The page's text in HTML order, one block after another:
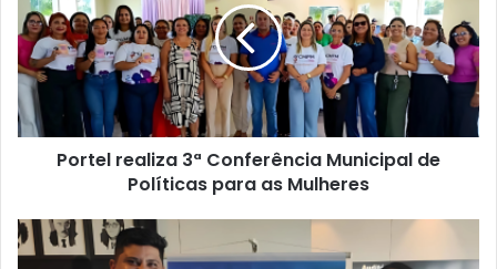
e
l
e
a
a
3
Portel realiza 3ª Conferência Municipal de
Políticas para as Mulheres
P
o